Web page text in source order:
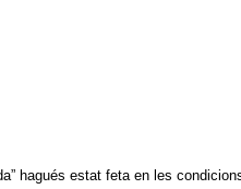
hagués estat feta en les